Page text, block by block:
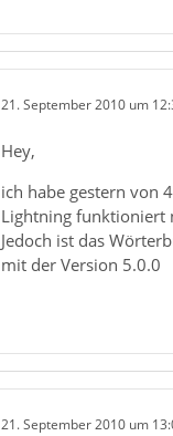
21. September 2010 um
Hey,
ich habe gestern von
Lightning funktioniert
Jedoch ist das
mit der Version 5.0.0
21. September 2010 um